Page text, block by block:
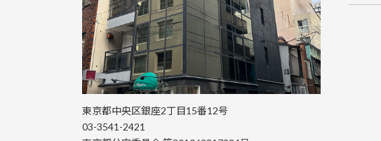
東京都中央区銀座2丁目15番12号
03-3541-2421